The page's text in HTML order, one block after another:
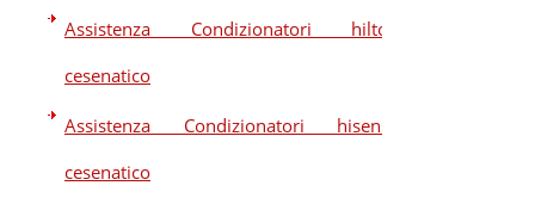
Assistenza Condizionatori hilton
cesenatico
Assistenza Condizionatori hisense
cesenatico